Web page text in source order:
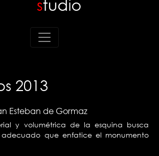
2013
Esteban de Gormaz
y volumétrica de la esquina busca
que enfatice el monumento